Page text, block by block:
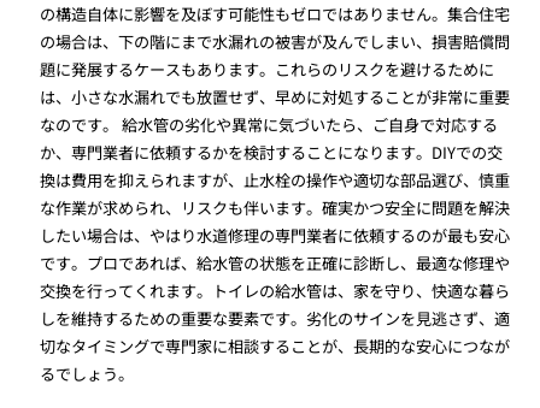
の構造自体に影響を及ぼす可能性もゼロではありません。集合住宅
の場合は、下の階にまで水漏れの被害が及んでしまい、損害賠償問
題に発展するケースもあります。これらのリスクを避けるために
は、小さな水漏れでも放置せず、早めに対処することが非常に重要
なのです。 給水管の劣化や異常に気づいたら、ご自身で対応する
か、専門業者に依頼するかを検討することになります。DIYでの交
換は費用を抑えられますが、止水栓の操作や適切な部品選び、慎重
な作業が求められ、リスクも伴います。確実かつ安全に問題を解決
したい場合は、やはり水道修理の専門業者に依頼するのが最も安心
です。プロであれば、給水管の状態を正確に診断し、最適な修理や
交換を行ってくれます。トイレの給水管は、家を守り、快適な暮ら
しを維持するための重要な要素です。劣化のサインを見逃さず、適
切なタイミングで専門家に相談することが、長期的な安心につなが
るでしょう。